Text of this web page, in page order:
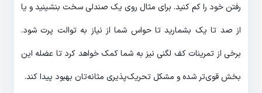
رفتن خود را کم کنید. برای مثال روی یک صندلی سخت بنشینید و یا
از صد تا یک بشمارید تا حواس شما از نیاز به توالت پرت شود.
برخی از تمرینات کف لگنی نیز به شما کمک خواهد کرد تا عضله این
بخش قوی‌تر شده و مشکل تحریک‌پذیری مثانه‌تان بهبود پیدا کند.